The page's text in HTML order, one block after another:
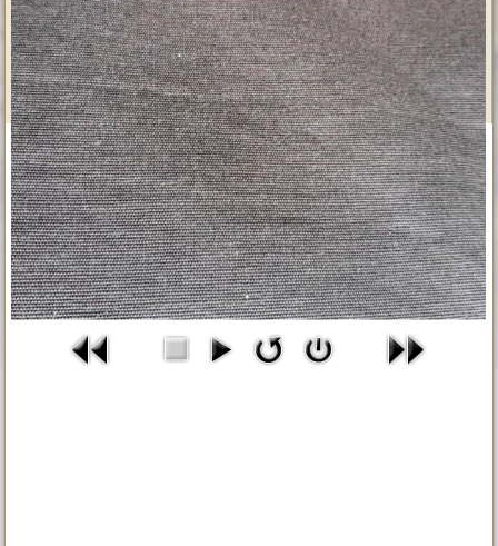
Aktuelle Seite:Startseite Produkte / Muster